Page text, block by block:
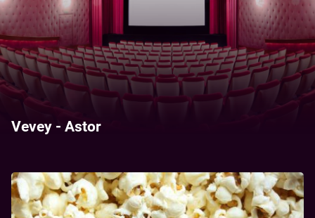
Vevey - Astor